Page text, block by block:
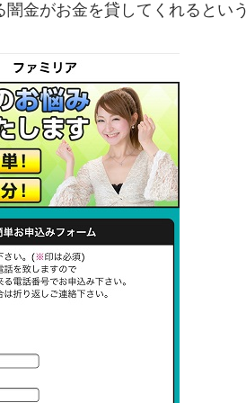
闇金がお金を貸してくれるとい